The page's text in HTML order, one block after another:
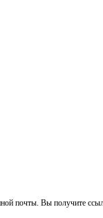
почты. Вы получите